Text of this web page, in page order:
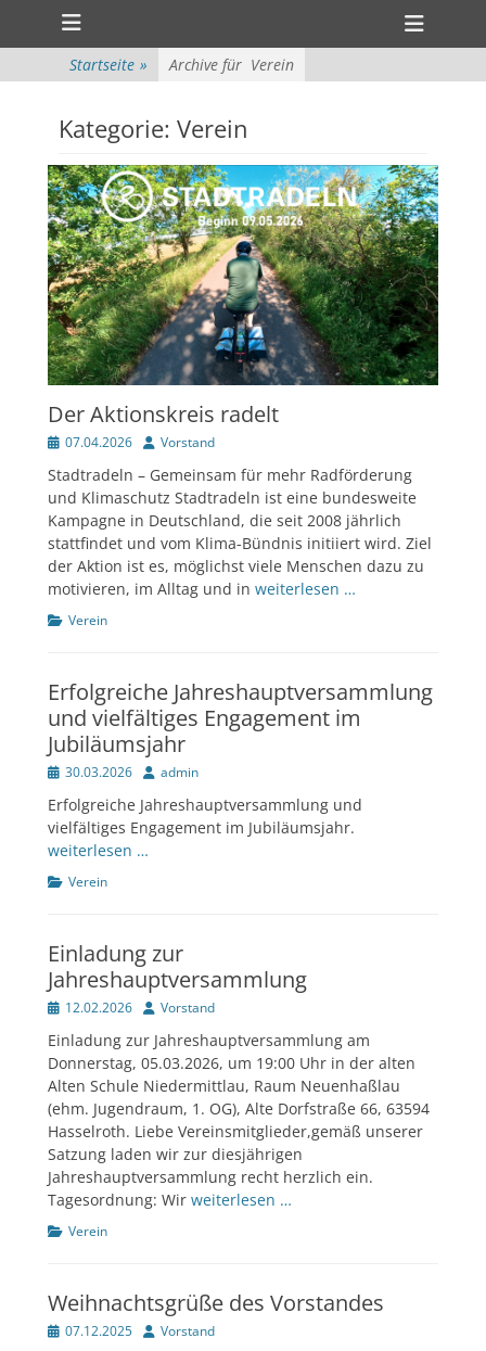
zum
Inhalt
überspringen
Primärmenü
Startseite » Archive für Verein
Kategorie: Verein
Der Aktionskreis radelt
Veröffentlicht
07.04.2026 Author
Vorstand
Stadtradeln – Gemeinsam für mehr Radförderung
und Klimaschutz Stadtradeln ist eine bundesweite
Kampagne in Deutschland, die seit 2008 jährlich
stattfindet und vom Klima-Bündnis initiiert wird. Ziel
der Aktion ist es, möglichst viele Menschen dazu zu
motivieren, im Alltag und in weiterlesen …
Kategorien
Verein
Erfolgreiche Jahreshauptversammlung
und vielfältiges Engagement im
Jubiläumsjahr
Veröffentlicht
30.03.2026 Author
admin
Erfolgreiche Jahreshauptversammlung und
vielfältiges Engagement im Jubiläumsjahr.
weiterlesen …
Kategorien
Verein
Einladung zur
Jahreshauptversammlung
Veröffentlicht
12.02.2026 Author
Vorstand
Einladung zur Jahreshauptversammlung am
Donnerstag, 05.03.2026, um 19:00 Uhr in der alten
Alten Schule Niedermittlau, Raum Neuenhaßlau
(ehm. Jugendraum, 1. OG), Alte Dorfstraße 66, 63594
Hasselroth. Liebe Vereinsmitglieder,gemäß unserer
Satzung laden wir zur diesjährigen
Jahreshauptversammlung recht herzlich ein.
Tagesordnung: Wir weiterlesen …
Kategorien
Verein
Weihnachtsgrüße des Vorstandes
Veröffentlicht
07.12.2025 Author
Vorstand